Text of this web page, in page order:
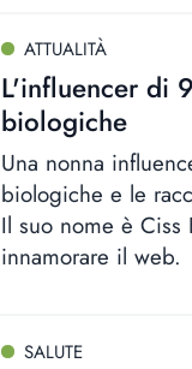
ATTUALITÀ
L'influencer di
biologiche
Una nonna
biologiche e le
Il suo nome è Ciss
innamorare il web.
SALUTE